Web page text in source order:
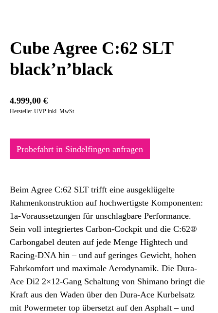
Cube Agree C:62 SLT
black’n’black
4.999,00 €
Hersteller-UVP inkl. MwSt.
Probefahrt in Sindelfingen anfragen
Beim Agree C:62 SLT trifft eine ausgeklügelte
Rahmenkonstruktion auf hochwertigste Komponenten:
1a-Voraussetzungen für unschlagbare Performance.
Sein voll integriertes Carbon-Cockpit und die C:62®
Carbongabel deuten auf jede Menge Hightech und
Racing-DNA hin – und auf geringes Gewicht, hohen
Fahrkomfort und maximale Aerodynamik. Die Dura-
Ace Di2 2×12-Gang Schaltung von Shimano bringt die
Kraft aus den Waden über den Dura-Ace Kurbelsatz
mit Powermeter top übersetzt auf den Asphalt – und